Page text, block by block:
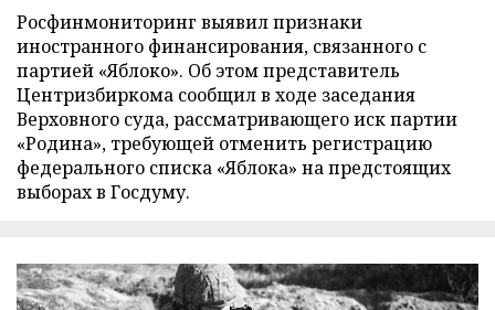
Росфинмониторинг выявил признаки
иностранного финансирования, связанного с
партией «Яблоко». Об этом представитель
Центризбиркома сообщил в ходе заседания
Верховного суда, рассматривающего иск партии
«Родина», требующей отменить регистрацию
федерального списка «Яблока» на предстоящих
выборах в Госдуму.